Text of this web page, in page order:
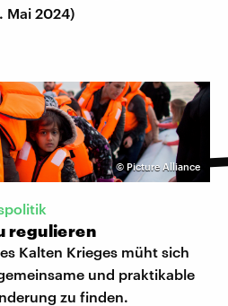
Mai 2024)
© Picture Alliance
regulieren
Kalten Krieges müht sich
und praktikable
zu finden.